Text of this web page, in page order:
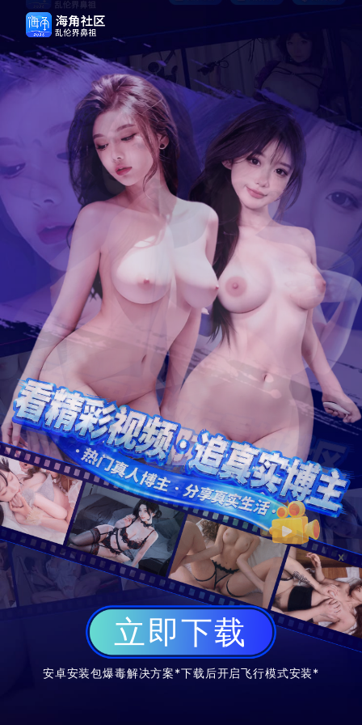
立即下载
安卓安装包爆毒解决方案*下载后开启飞行模式安装*
x